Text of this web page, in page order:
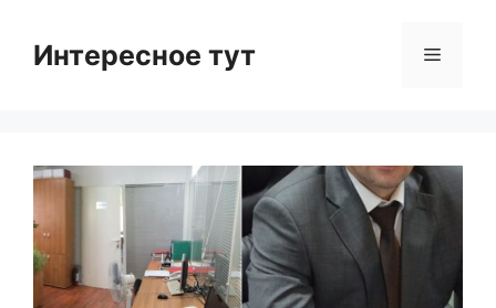
contentИнтересное тут Menu